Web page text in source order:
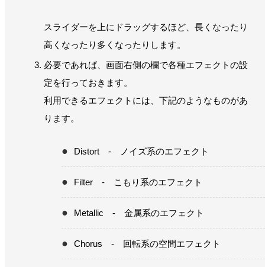
スライダーを上にドラッグするほど、長くなったり
高くなったり多くなったりします。
必要であれば、画面右側の欄で各種エフェクトの設
定を行っておきます。
利用できるエフェクトには、下記のようなものがあ
ります。
Distort - ノイズ系のエフェクト
Filter - こもり系のエフェクト
Metallic - 金属系のエフェクト
Chorus - 回転系の空間エフェクト